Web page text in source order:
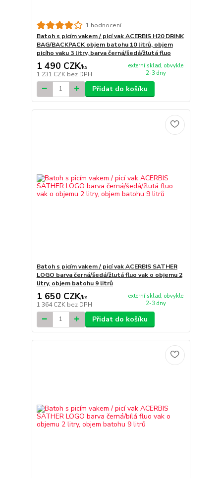
1 hodnocení
Batoh s picím vakem / picí vak ACERBIS H20 DRINK
BAG/BACKPACK objem batohu 10 litrů, objem
picího vaku 3 litry, barva černá/šedá/žlutá fluo
1 490 CZK/ks
1 231 CZK bez DPH
externí sklad, obvykle
2-3 dny
Přidat do košíku
Batoh s picím vakem / picí vak ACERBIS SATHER
LOGO barva černá/šedá/žlutá fluo vak o objemu 2
litry, objem batohu 9 litrů
1 650 CZK/ks
1 364 CZK bez DPH
externí sklad, obvykle
2-3 dny
Přidat do košíku